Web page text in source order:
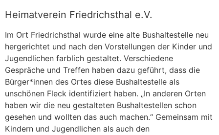
Heimatverein Friedrichsthal e.V.
Im Ort Friedrichsthal wurde eine alte Bushaltestelle neu
hergerichtet und nach den Vorstellungen der Kinder und
Jugendlichen farblich gestaltet. Verschiedene
Gespräche und Treffen haben dazu geführt, dass die
Bürger*innen des Ortes diese Bushaltestelle als
unschönen Fleck identifiziert haben. „In anderen Orten
haben wir die neu gestalteten Bushaltestellen schon
gesehen und wollten das auch machen.“ Gemeinsam mit
Kindern und Jugendlichen als auch den